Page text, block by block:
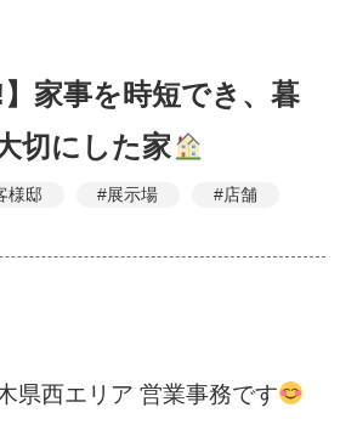
】家事を時短でき、暮
切にした家
様邸 #展示場
#店舗
県西エリア 営業事務です